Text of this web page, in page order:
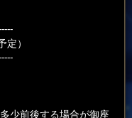
）
少前後する場合が御座